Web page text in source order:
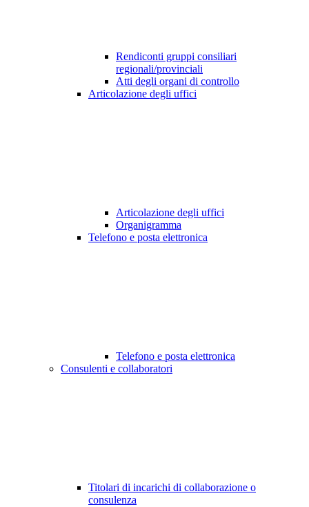
Rendiconti gruppi consiliari
regionali/provinciali
Atti degli organi di controllo
Articolazione degli uffici
Articolazione degli uffici
Organigramma
Telefono e posta elettronica
Telefono e posta elettronica
Consulenti e collaboratori
Titolari di incarichi di collaborazione o
consulenza